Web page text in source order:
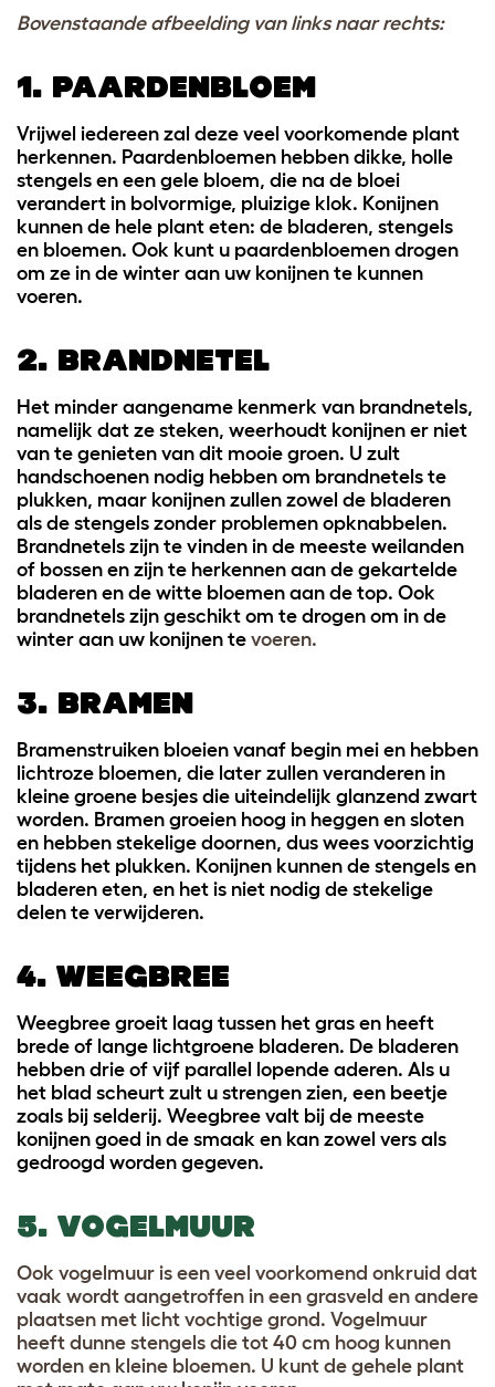
Bovenstaande afbeelding van links naar rechts:
1. PAARDENBLOEM
Vrijwel iedereen zal deze veel voorkomende plant
herkennen. Paardenbloemen hebben dikke, holle
stengels en een gele bloem, die na de bloei
verandert in bolvormige, pluizige klok. Konijnen
kunnen de hele plant eten: de bladeren, stengels
en bloemen. Ook kunt u paardenbloemen drogen
om ze in de winter aan uw konijnen te kunnen
voeren.
2. BRANDNETEL
Het minder aangename kenmerk van brandnetels,
namelijk dat ze steken, weerhoudt konijnen er niet
van te genieten van dit mooie groen. U zult
handschoenen nodig hebben om brandnetels te
plukken, maar konijnen zullen zowel de bladeren
als de stengels zonder problemen opknabbelen.
Brandnetels zijn te vinden in de meeste weilanden
of bossen en zijn te herkennen aan de gekartelde
bladeren en de witte bloemen aan de top. Ook
brandnetels zijn geschikt om te drogen om in de
winter aan uw konijnen te voeren.
3. BRAMEN
Bramenstruiken bloeien vanaf begin mei en hebben
lichtroze bloemen, die later zullen veranderen in
kleine groene besjes die uiteindelijk glanzend zwart
worden. Bramen groeien hoog in heggen en sloten
en hebben stekelige doornen, dus wees voorzichtig
tijdens het plukken. Konijnen kunnen de stengels en
bladeren eten, en het is niet nodig de stekelige
delen te verwijderen.
4. WEEGBREE
Weegbree groeit laag tussen het gras en heeft
brede of lange lichtgroene bladeren. De bladeren
hebben drie of vijf parallel lopende aderen. Als u
het blad scheurt zult u strengen zien, een beetje
zoals bij selderij. Weegbree valt bij de meeste
konijnen goed in de smaak en kan zowel vers als
gedroogd worden gegeven.
5. VOGELMUUR
Ook vogelmuur is een veel voorkomend onkruid dat
vaak wordt aangetroffen in een grasveld en andere
plaatsen met licht vochtige grond. Vogelmuur
heeft dunne stengels die tot 40 cm hoog kunnen
worden en kleine bloemen. U kunt de gehele plant